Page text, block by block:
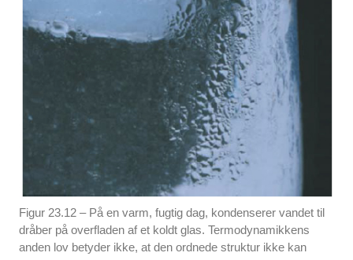
Figur 23.12 – På en varm, fugtig dag, kondenserer vandet til
dråber på overfladen af et koldt glas. Termodynamikkens
anden lov betyder ikke, at den ordnede struktur ikke kan